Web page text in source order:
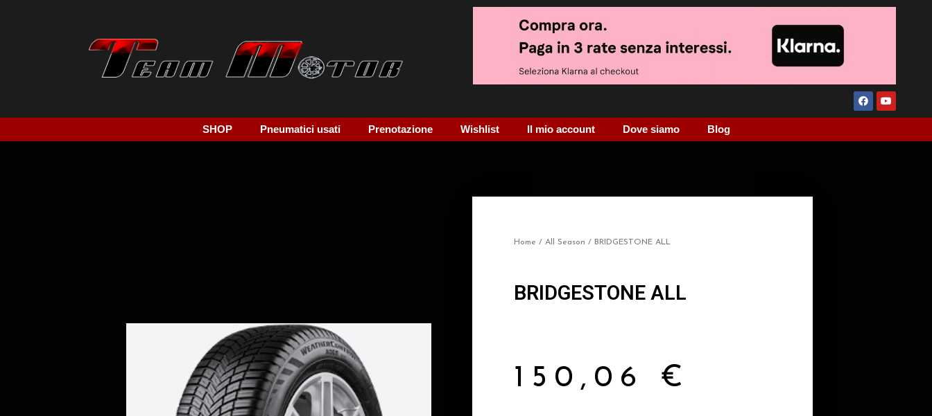
SHOP Pneumatici usati Prenotazione Wishlist Il mio account Dove siamo Blog
Home / All Season / BRIDGESTONE ALL
BRIDGESTONE ALL
150,06 €